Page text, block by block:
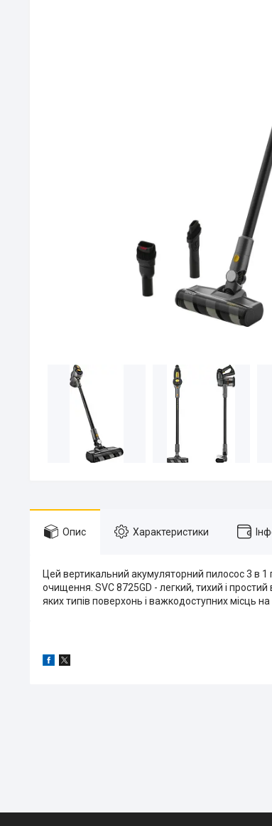
Опис Характеристики
Цей вертикальний акумуляторний пилосос 3 в 1
очищення. SVC 8725GD - легкий, тихий і
яких типів поверхонь і важкодоступних місць на